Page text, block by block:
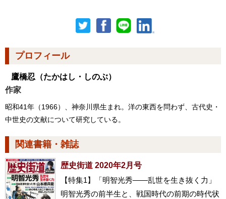
プロフィール
鷹橋忍 （たかはし・しのぶ）
作家
昭和41年（1966）、神奈川県生まれ。洋の東西を問わず、古代史・
中世史の文献について研究している。
関連書籍・雑誌
歴史街道 2020年2月号
【特集1】「明智光秀――乱世を生き抜く力」
明智光秀の前半生と、戦国時代の前期の時代状